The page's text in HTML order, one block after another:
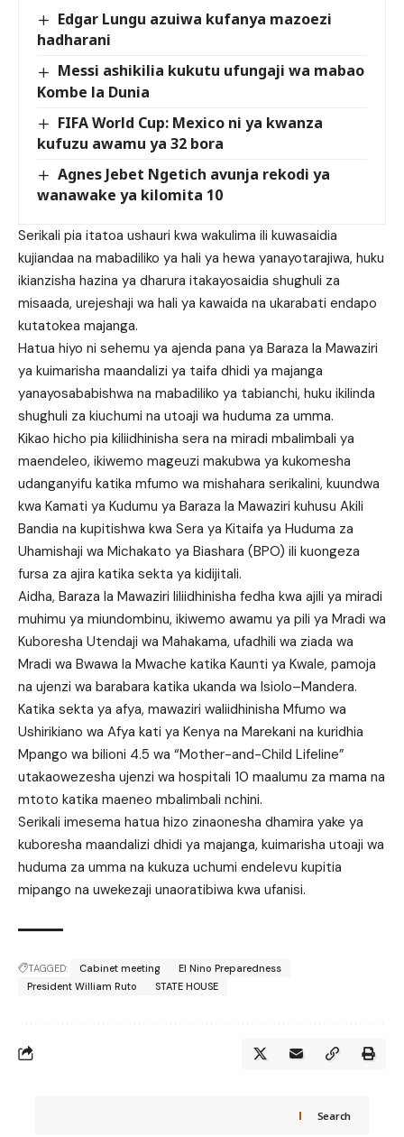
Edgar Lungu azuiwa kufanya mazoezi
hadharani
Messi ashikilia kukutu ufungaji wa mabao
Kombe la Dunia
FIFA World Cup: Mexico ni ya kwanza
kufuzu awamu ya 32 bora
Agnes Jebet Ngetich avunja rekodi ya
wanawake ya kilomita 10
Serikali pia itatoa ushauri kwa wakulima ili kuwasaidia
kujiandaa na mabadiliko ya hali ya hewa yanayotarajiwa, huku
ikianzisha hazina ya dharura itakayosaidia shughuli za
misaada, urejeshaji wa hali ya kawaida na ukarabati endapo
kutatokea majanga.
Hatua hiyo ni sehemu ya ajenda pana ya Baraza la Mawaziri
ya kuimarisha maandalizi ya taifa dhidi ya majanga
yanayosababishwa na mabadiliko ya tabianchi, huku ikilinda
shughuli za kiuchumi na utoaji wa huduma za umma.
Kikao hicho pia kiliidhinisha sera na miradi mbalimbali ya
maendeleo, ikiwemo mageuzi makubwa ya kukomesha
udanganyifu katika mfumo wa mishahara serikalini, kuundwa
kwa Kamati ya Kudumu ya Baraza la Mawaziri kuhusu Akili
Bandia na kupitishwa kwa Sera ya Kitaifa ya Huduma za
Uhamishaji wa Michakato ya Biashara (BPO) ili kuongeza
fursa za ajira katika sekta ya kidijitali.
Aidha, Baraza la Mawaziri liliidhinisha fedha kwa ajili ya miradi
muhimu ya miundombinu, ikiwemo awamu ya pili ya Mradi wa
Kuboresha Utendaji wa Mahakama, ufadhili wa ziada wa
Mradi wa Bwawa la Mwache katika Kaunti ya Kwale, pamoja
na ujenzi wa barabara katika ukanda wa Isiolo–Mandera.
Katika sekta ya afya, mawaziri waliidhinisha Mfumo wa
Ushirikiano wa Afya kati ya Kenya na Marekani na kuridhia
Mpango wa bilioni 4.5 wa “Mother-and-Child Lifeline”
utakaowezesha ujenzi wa hospitali 10 maalumu za mama na
mtoto katika maeneo mbalimbali nchini.
Serikali imesema hatua hizo zinaonesha dhamira yake ya
kuboresha maandalizi dhidi ya majanga, kuimarisha utoaji wa
huduma za umma na kukuza uchumi endelevu kupitia
mipango na uwekezaji unaoratibiwa kwa ufanisi.
TAGGED: Cabinet meeting
El Nino Preparedness
President William Ruto
STATE HOUSE
Search